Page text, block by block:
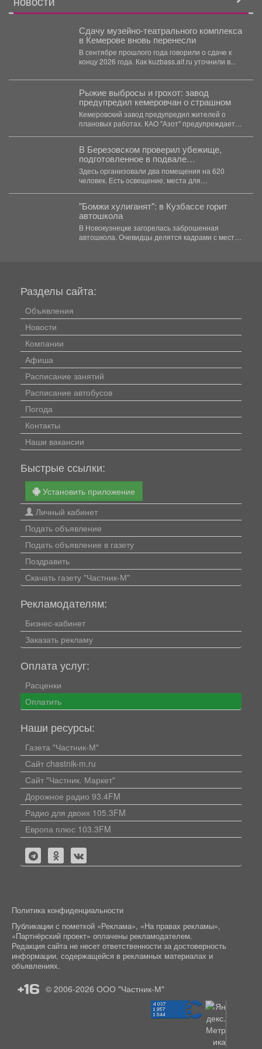
НОВОСТИ
Сдачу музейно-театрального комплекса
в Кемерове вновь перенесли
В сентябре прошлого года говорили о сдаче к
концу 2026 года. Как kuzbass.aif.ru уточнили в...
Рыжие выбросы и грохот: завод
предупредил кемеровчан о страшном
Кемеровский завод предупредил жителей о
плановых работах. КАО "Азот" предупреждает
В Березовском проверил убежище,
подготовленное в подвале
политехнического техникума.
Здесь организовали два помещения на 620
человек. Есть освещение, места для
"Бомжи хулиганят": в Кузбассе горит
автошкола
В Новокузнецке загорелась заброшенная
автошкола. Очевидцы делятся кадрами с места
Разделы сайта:
Объявления
Новости
Компании
Афиша
Расписание занятий
Расписание автобусов
Погода
Контакты
Наши вакансии
Быстрые ссылки:
Установить приложение
Личный кабинет
Подать объявление
Подать объявление в газету
Поздравить
Скачать газету "Частник-М"
Рекламодателям:
Бизнес-кабинет
Заказать рекламу
Оплата услуг:
Расценки
Оплатить
Наши ресурсы:
Газета "Частник-М"
Сайт chastnik-m.ru
Сайт "Частник. Маркет"
Дорожное радио 93.4FM
Радио для двоих 105.3FM
Европа плюс 103.3FM
Политика конфиденциальности
Публикации с пометкой «Реклама», «На правах рекламы»,
«Партнёрский проект» оплачены рекламодателем.
Редакция сайта не несет ответственности за достоверность
информации, содержащейся в рекламных материалах и
объявлениях.
+16 © 2006-2026 ООО "Частник-М"